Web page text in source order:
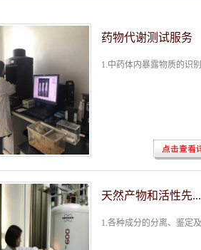
药物代谢测试服务
天然产物和活性先...